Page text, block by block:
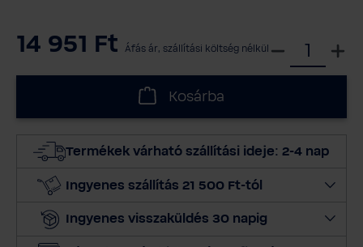
14 951 Ft Áfás ár, szállítási költség nélkül
s
m
n
Kosárba
Termékek várható szállítási ideje: 2-4 nap
Ingyenes szállítás 21 500 Ft-tól
Ingyenes visszaküldés 30 napig